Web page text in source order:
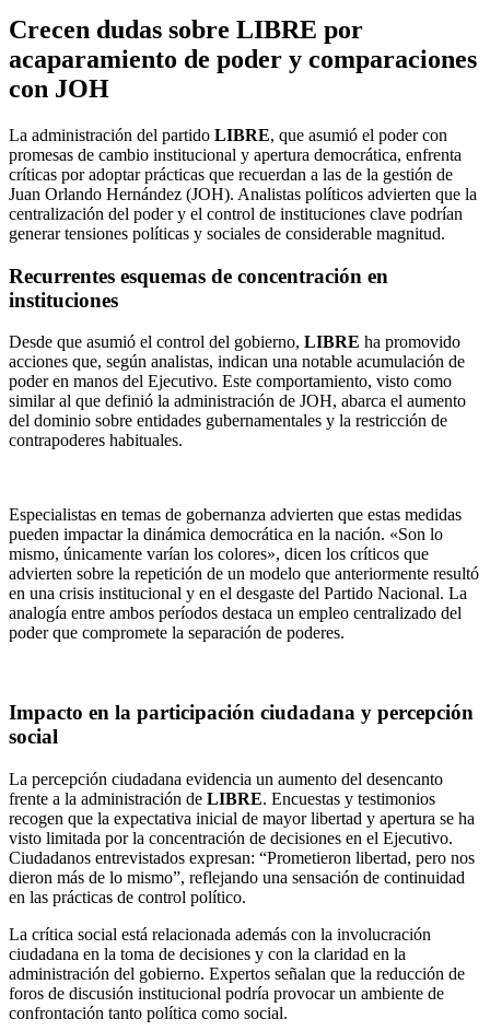
Crecen dudas sobre LIBRE por
acaparamiento de poder y comparaciones
con JOH
La administración del partido LIBRE, que asumió el poder con
promesas de cambio institucional y apertura democrática, enfrenta
críticas por adoptar prácticas que recuerdan a las de la gestión de
Juan Orlando Hernández (JOH). Analistas políticos advierten que la
centralización del poder y el control de instituciones clave podrían
generar tensiones políticas y sociales de considerable magnitud.
Recurrentes esquemas de concentración en
instituciones
Desde que asumió el control del gobierno, LIBRE ha promovido
acciones que, según analistas, indican una notable acumulación de
poder en manos del Ejecutivo. Este comportamiento, visto como
similar al que definió la administración de JOH, abarca el aumento
del dominio sobre entidades gubernamentales y la restricción de
contrapoderes habituales.
Especialistas en temas de gobernanza advierten que estas medidas
pueden impactar la dinámica democrática en la nación. «Son lo
mismo, únicamente varían los colores», dicen los críticos que
advierten sobre la repetición de un modelo que anteriormente resultó
en una crisis institucional y en el desgaste del Partido Nacional. La
analogía entre ambos períodos destaca un empleo centralizado del
poder que compromete la separación de poderes.
Impacto en la participación ciudadana y percepción
social
La percepción ciudadana evidencia un aumento del desencanto
frente a la administración de LIBRE. Encuestas y testimonios
recogen que la expectativa inicial de mayor libertad y apertura se ha
visto limitada por la concentración de decisiones en el Ejecutivo.
Ciudadanos entrevistados expresan: “Prometieron libertad, pero nos
dieron más de lo mismo”, reflejando una sensación de continuidad
en las prácticas de control político.
La crítica social está relacionada además con la involucración
ciudadana en la toma de decisiones y con la claridad en la
administración del gobierno. Expertos señalan que la reducción de
foros de discusión institucional podría provocar un ambiente de
confrontación tanto política como social.